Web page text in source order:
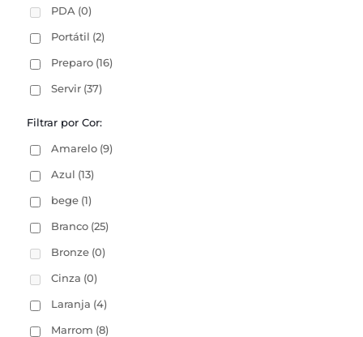
PDA (0)
Portátil (2)
Preparo (16)
Servir (37)
Filtrar por Cor:
Amarelo (9)
Azul (13)
bege (1)
Branco (25)
Bronze (0)
Cinza (0)
Laranja (4)
Marrom (8)